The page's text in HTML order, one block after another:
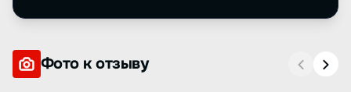
Фото к отзыву